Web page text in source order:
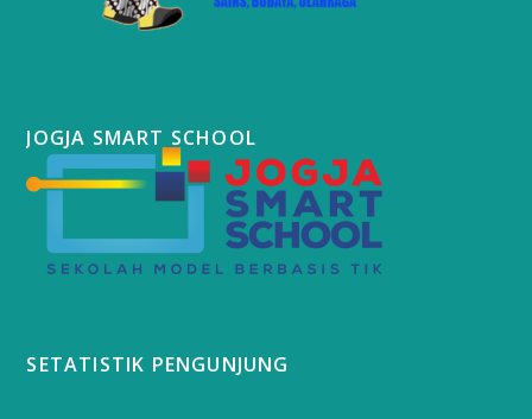
JOGJA SMART SCHOOL
SETATISTIK PENGUNJUNG